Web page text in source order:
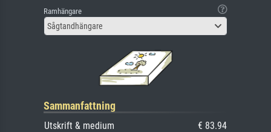
Ramhängare
Sågtandhängare
Sammanfattning
Utskrift & medium
€ 83.94